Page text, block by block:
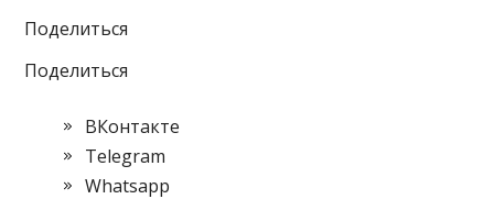
Поделиться
Поделиться
ВКонтакте
Telegram
Whatsapp